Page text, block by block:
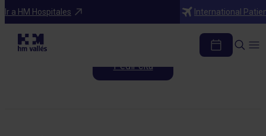
Ir a HM Hospitales International
Programas médicos
Unidad del Dolor
Pedir cita